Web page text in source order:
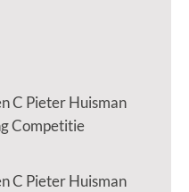
C Pieter Huisman
Competitie
C Pieter Huisman